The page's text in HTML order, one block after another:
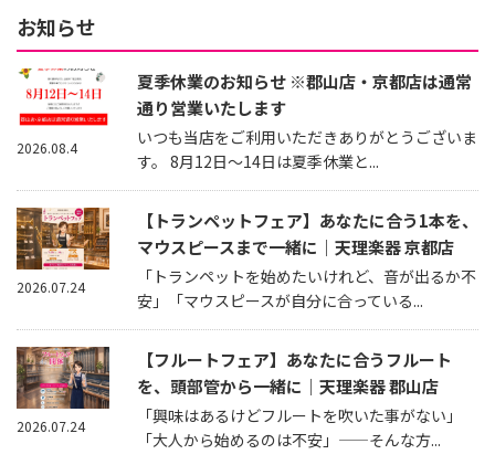
お知らせ
夏季休業のお知らせ ※郡山店・京都店は通常
通り営業いたします
いつも当店をご利用いただきありがとうございま
す。 8月12日～14日は夏季休業と...
2026.08.4
【トランペットフェア】あなたに合う1本を、
マウスピースまで一緒に｜天理楽器 京都店
「トランペットを始めたいけれど、音が出るか不
安」「マウスピースが自分に合っている...
2026.07.24
【フルートフェア】あなたに合うフルート
を、頭部管から一緒に｜天理楽器 郡山店
「興味はあるけどフルートを吹いた事がない」
「大人から始めるのは不安」——そんな方...
2026.07.24